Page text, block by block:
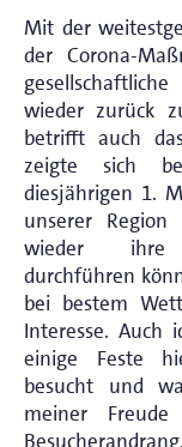
Mit der
der Corona-
wieder zurück
betrifft auch
zeigte sich
diesjährigen 1.
unserer
wieder ihre
durchführen
bei bestem
Interesse. Auch
einige Feste
besucht und
meiner
Besucherandrang.